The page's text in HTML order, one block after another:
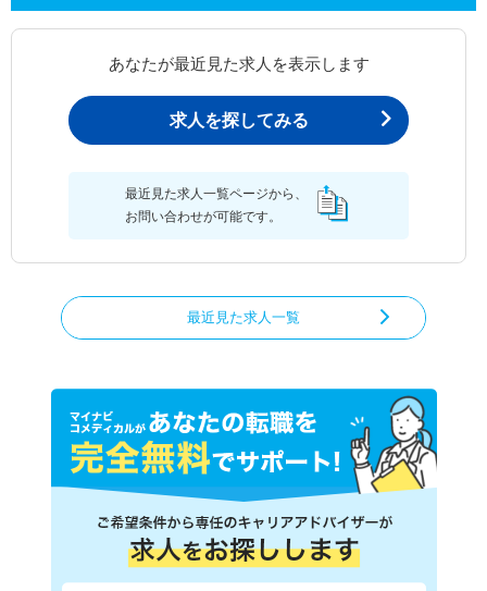
あなたが最近見た求人を表示します
求人を探してみる
最近見た求人一覧ページから、
お問い合わせが可能です。
最近見た求人一覧